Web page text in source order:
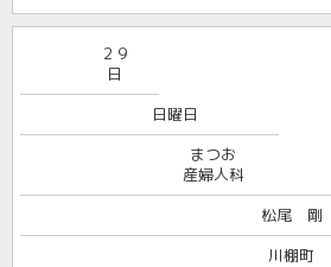
２９
日
日曜日
まつお
産婦人科
松尾 剛
川棚町